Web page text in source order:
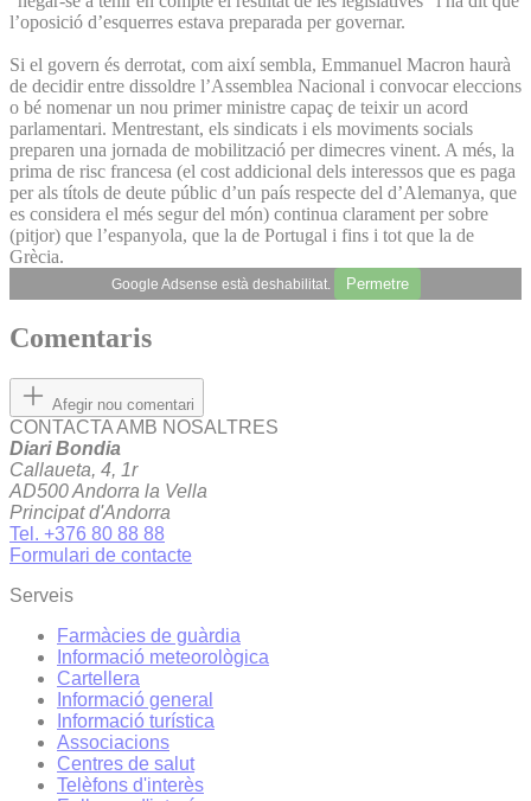
l’oposició d’esquerres estava preparada per governar.
Si el govern és derrotat, com així sembla, Emmanuel Macron haurà
de decidir entre dissoldre l’Assemblea Nacional i convocar eleccions
o bé nomenar un nou primer ministre capaç de teixir un acord
parlamentari. Mentrestant, els sindicats i els moviments socials
preparen una jornada de mobilització per dimecres vinent. A més, la
prima de risc francesa (el cost addicional dels interessos que es paga
per als títols de deute públic d’un país respecte del d’Alemanya, que
es considera el més segur del món) continua clarament per sobre
(pitjor) que l’espanyola, que la de Portugal i fins i tot que la de
Grècia.
Google Adsense està deshabilitat. Permetre
Comentaris
Afegir nou comentari
CONTACTA AMB NOSALTRES
Diari Bondia
Callaueta, 4, 1r
AD500 Andorra la Vella
Principat d'Andorra
Tel. +376 80 88 88
Formulari de contacte
Serveis
Farmàcies de guàrdia
Informació meteorològica
Cartellera
Informació general
Informació turística
Associacions
Centres de salut
Telèfons d'interès